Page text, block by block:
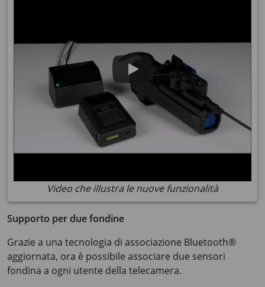
Video che illustra le nuove funzionalità
Supporto per due fondine
Grazie a una tecnologia di associazione Bluetooth®
aggiornata, ora è possibile associare due sensori
fondina a ogni utente della telecamera.